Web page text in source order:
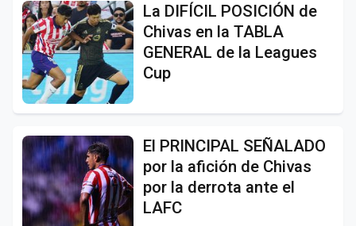
La DIFÍCIL POSICIÓN de
Chivas en la TABLA
GENERAL de la Leagues
Cup
El PRINCIPAL SEÑALADO
por la afición de Chivas
por la derrota ante el
LAFC